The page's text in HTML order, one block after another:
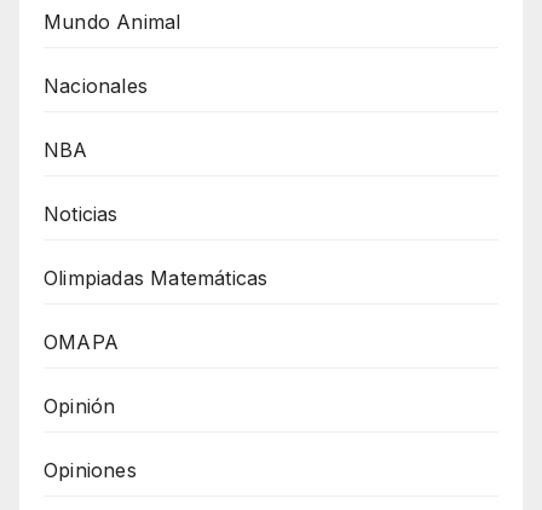
Mundo Animal
Nacionales
NBA
Noticias
Olimpiadas Matemáticas
OMAPA
Opinión
Opiniones